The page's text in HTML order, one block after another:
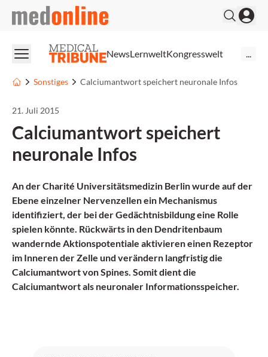
medonline
NewsLernweltKongresswelt
Sonstiges Calciumantwort speichert neuronale Infos
21. Juli 2015
Calciumantwort speichert
neuronale Infos
An der Charité Universitätsmedizin Berlin wurde auf der
Ebene einzelner Nervenzellen ein Mechanismus
identifiziert, der bei der Gedächtnisbildung eine Rolle
spielen könnte. Rückwärts in den Dendritenbaum
wandernde Aktionspotentiale aktivieren einen Rezeptor
im Inneren der Zelle und verändern langfristig die
Calciumantwort von Spines. Somit dient die
Calciumantwort als neuronaler Informationsspeicher.